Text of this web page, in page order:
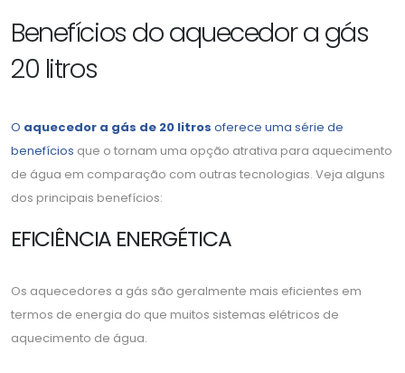
Benefícios do aquecedor a gás
20 litros
O aquecedor a gás de 20 litros oferece uma série de
benefícios que o tornam uma opção atrativa para aquecimento
de água em comparação com outras tecnologias. Veja alguns
dos principais benefícios:
EFICIÊNCIA ENERGÉTICA
Os aquecedores a gás são geralmente mais eficientes em
termos de energia do que muitos sistemas elétricos de
aquecimento de água.